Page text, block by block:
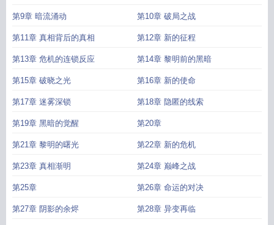
第9章 暗流涌动 第10章 破局之战
第11章 真相背后的真相 第12章 新的征程
第13章 危机的连锁反应 第14章 黎明前的黑暗
第15章 破晓之光 第16章 新的使命
第17章 迷雾深锁 第18章 隐匿的线索
第19章 黑暗的觉醒 第20章
第21章 黎明的曙光 第22章 新的危机
第23章 真相渐明 第24章 巅峰之战
第25章 第26章 命运的对决
第27章 阴影的余烬 第28章 异变再临